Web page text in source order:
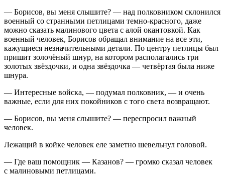
— Борисов, вы меня слышите? — над полковником склонился
военный со странными петлицами темно-красного, даже
можно сказать малинового цвета с алой окантовкой. Как
военный человек, Борисов обращал внимание на все эти,
кажущиеся незначительными детали. По центру петлицы был
пришит золочёный шнур, на котором располагались три
золотых звёздочки, и одна звёздочка — четвёртая была ниже
шнура.
— Интересные войска, — подумал полковник, — и очень
важные, если для них покойников с того света возвращают.
— Борисов, вы меня слышите? — переспросил важный
человек.
Лежащий в койке человек еле заметно шевельнул головой.
— Где ваш помощник — Казанов? — громко сказал человек
с малиновыми петлицами.